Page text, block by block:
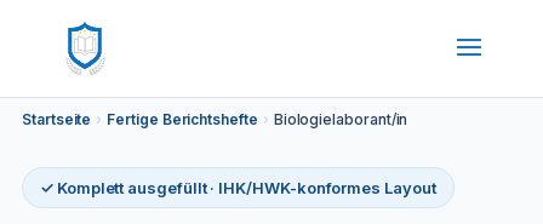
Startseite › Fertige Berichtshefte › Biologielaborant/in
✓ Komplett ausgefüllt · IHK/HWK-konformes Layout